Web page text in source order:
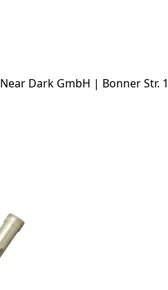
Near Dark GmbH | Bonner